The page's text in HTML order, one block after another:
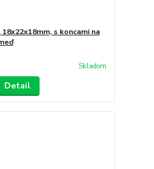
s koncami na
Skladom
Detail